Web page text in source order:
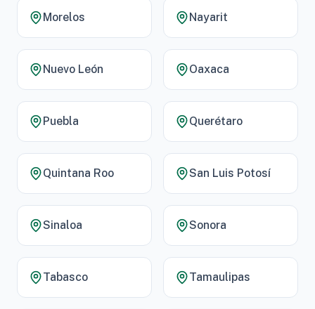
Morelos Nayarit
Nuevo León Oaxaca
Puebla Querétaro
Quintana Roo San Luis Potosí
Sinaloa Sonora
Tabasco Tamaulipas